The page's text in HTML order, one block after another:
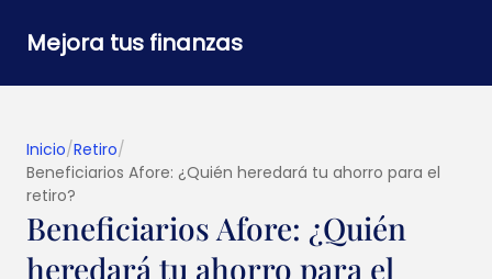
Mejora tus finanzas
Inicio/Retiro/
Beneficiarios Afore: ¿Quién heredará tu ahorro para el
retiro?
Beneficiarios Afore: ¿Quién
heredará tu ahorro para el